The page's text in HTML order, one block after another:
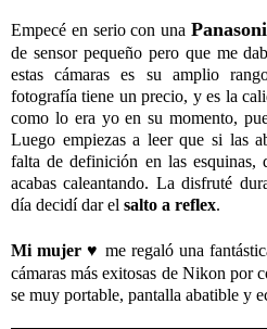
Empecé en serio con una
de sensor pequeño pero que me
estas cámaras es su amplio
fotografía tiene un precio, y es la
como lo era yo en su momento,
Luego empiezas a leer que si las
falta de definición en las esquinas,
acabas caleantando. La disfruté
día decidí dar el salto a reflex.
Mi mujer ♥️ me regaló una
cámaras más exitosas de Nikon por
se muy portable, pantalla abatible y